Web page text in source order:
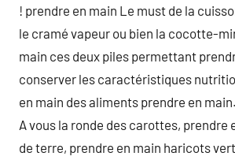
! prendre en main Le must de la
le cramé vapeur ou bien la cocotte-
main ces deux piles permettant
conserver les caractéristiques
en main des aliments prendre en
A vous la ronde des carottes, prendre
de terre, prendre en main haricots